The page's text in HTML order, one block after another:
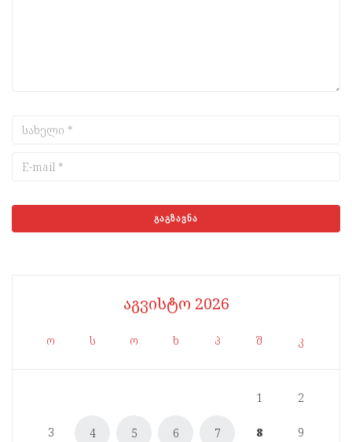
აგვისტო 2026
ო ს ო ხ პ შ კ
1 2
3 4 5 6 7 8 9